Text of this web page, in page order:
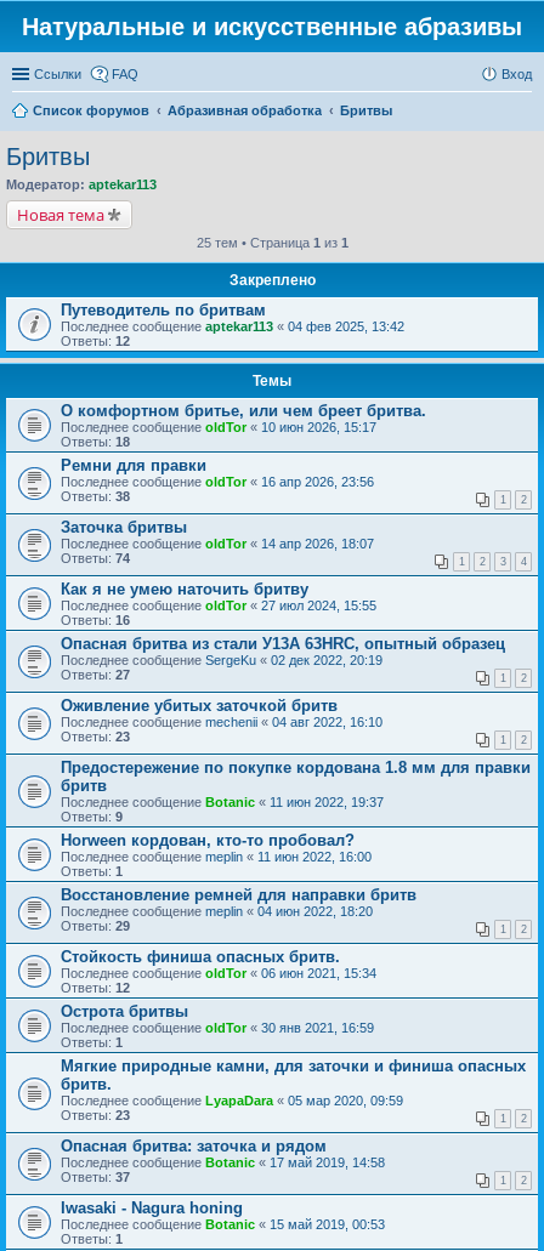
Натуральные и искусственные абразивы
Ссылки FAQ Вход
Список форумов Абразивная обработка Бритвы
Бритвы
Модератор: aptekar113
Новая тема
25 тем • Страница 1 из 1
Закреплено
Путеводитель по бритвам
Последнее сообщение aptekar113 « 04 фев 2025, 13:42
Ответы: 12
Темы
О комфортном бритье, или чем бреет бритва.
Последнее сообщение oldTor« 10 июн 2026, 15:17
Ответы: 18
Ремни для правки
Последнее сообщение oldTor« 16 апр 2026, 23:56
Ответы: 38 1 2
Заточка бритвы
Последнее сообщение oldTor« 14 апр 2026, 18:07
Ответы: 74 1 2 3 4
Как я не умею наточить бритву
Последнее сообщение oldTor« 27 июл 2024, 15:55
Ответы: 16
Опасная бритва из стали У13А 63HRC, опытный образец
Последнее сообщение SergeKu « 02 дек 2022, 20:19
Ответы: 27 1 2
Оживление убитых заточкой бритв
Последнее сообщение mechenii « 04 авг 2022, 16:10
Ответы: 23 1 2
Предостережение по покупке кордована 1.8 мм для правки
бритв
Последнее сообщение Botanic « 11 июн 2022, 19:37
Ответы: 9
Horween кордован, кто-то пробовал?
Последнее сообщение meplin « 11 июн 2022, 16:00
Ответы: 1
Восстановление ремней для направки бритв
Последнее сообщение meplin « 04 июн 2022, 18:20
Ответы: 29 1 2
Стойкость финиша опасных бритв.
Последнее сообщение oldTor« 06 июн 2021, 15:34
Ответы: 12
Острота бритвы
Последнее сообщение oldTor« 30 янв 2021, 16:59
Ответы: 1
Мягкие природные камни, для заточки и финиша опасных
бритв.
Последнее сообщение LyapaDara « 05 мар 2020, 09:59
Ответы: 23 1 2
Опасная бритва: заточка и рядом
Последнее сообщение Botanic « 17 май 2019, 14:58
Ответы: 37 1 2
Iwasaki - Nagura honing
Последнее сообщение Botanic « 15 май 2019, 00:53
Ответы: 1